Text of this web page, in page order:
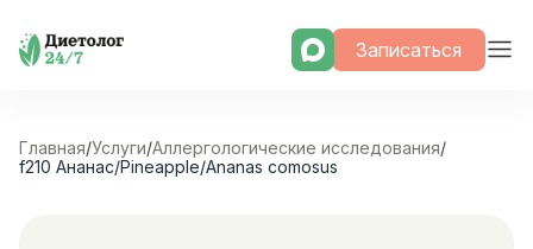
Skip
Записаться
Главная/Услуги/Аллергологические исследования/
f210 Ананас/Pineapple/Ananas comosus